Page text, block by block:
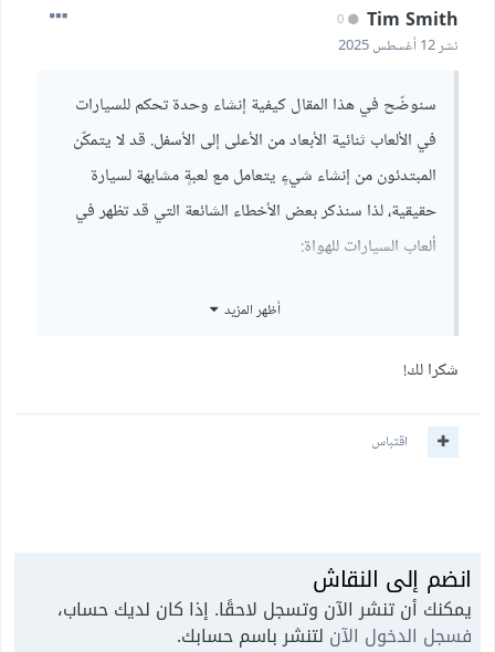
Tim Smith
نشر12 أغسطس 2025
سنوضّح في هذا المقال كيفية إنشاء وحدة تحكم للسيارات
في الألعاب ثنائية الأبعاد من الأعلى إلى الأسفل. قد لا يتمكّن
المبتدئون من إنشاء شيءٍ يتعامل مع لعبةٍ مشابهة لسيارة
حقيقية، لذا سنذكر بعض الأخطاء الشائعة التي قد تظهر في
ألعاب السيارات للهواة:
Drifting، وسنتحدث عن ذلك لاحقًا
الدوران في مكانها
الانجراف
في عالم المراهنات الإلكترونية، البحث عن شركات تقدم
أظهر المزيد
شكرا لك!
اقتباس
انضم إلى النقاش
يمكنك أن تنشر الآن وتسجل لاحقًا. إذا كان لديك حساب،
فسجل الدخول الآن لتنشر باسم حسابك.